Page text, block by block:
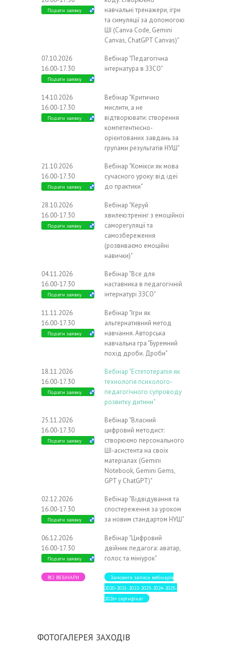
Подати заявку
навчальні тренажери, ігри
та симуляції за допомогою
ШІ (Canva Code, Gemini
Canvas, ChatGPT Canvas)"
07.10.2026
16.00-17.30
Подати заявку
Вебінар "Педагогічна
інтернатура в ЗЗСО"
14.10.2026
16.00-17.30
Подати заявку
Вебінар "Критично
мислити, а не
відтворювати: створення
компетентнісно-
орієнтованих завдань за
групами результатів НУШ"
21.10.2026
16.00-17.30
Подати заявку
Вебінар "Комікси як мова
сучасного уроку: від ідеї
до практики"
28.10.2026
16.00-17.30
Подати заявку
Вебінар "Керуй
хвилею:тренінг з емоційної
саморегуляції та
самозбереження
(розвиваємо емоційні
навички)"
04.11.2026
16.00-17.30
Подати заявку
Вебінар "Все для
наставника в педагогічній
інтернатурі ЗЗСО"
11.11.2026
16.00-17.30
Подати заявку
Вебінар "Ігри як
альтернативний метод
навчання. Авторська
навчальна гра "Буремний
похід дроби. Дроби"
18.11.2026
16.00-17.30
Подати заявку
Вебінар "Естетотерапія як
технологія психолого-
педагогічного супроводу
розвитку дитини"
25.11.2026
16.00-17.30
Подати заявку
Вебінар "Власний
цифровий методист:
створюємо персонального
ШІ-асистента на своїх
матеріалах (Gemini
Notebook, Gemini Gems,
GPT у ChatGPT)"
02.12.2026
16.00-17.30
Подати заявку
Вебінар "Відвідування та
спостереження за уроком
за новим стандартом НУШ"
06.12.2026
16.00-17.30
Подати заявку
Вебінар "Цифровий
двійник педагога: аватар,
голос та мініурок"
ВСІ ВЕБІНАРИ
Замовити записи вебінарів
2020-2021-2022-2023-2024-2025-
2026+ сертифікат
ФОТОГАЛЕРЕЯ ЗАХОДІВ